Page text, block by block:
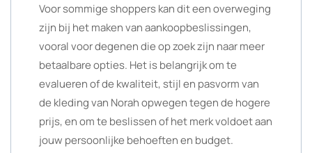
Voor sommige shoppers kan dit een overweging
zijn bij het maken van aankoopbeslissingen,
vooral voor degenen die op zoek zijn naar meer
betaalbare opties. Het is belangrijk om te
evalueren of de kwaliteit, stijl en pasvorm van
de kleding van Norah opwegen tegen de hogere
prijs, en om te beslissen of het merk voldoet aan
jouw persoonlijke behoeften en budget.